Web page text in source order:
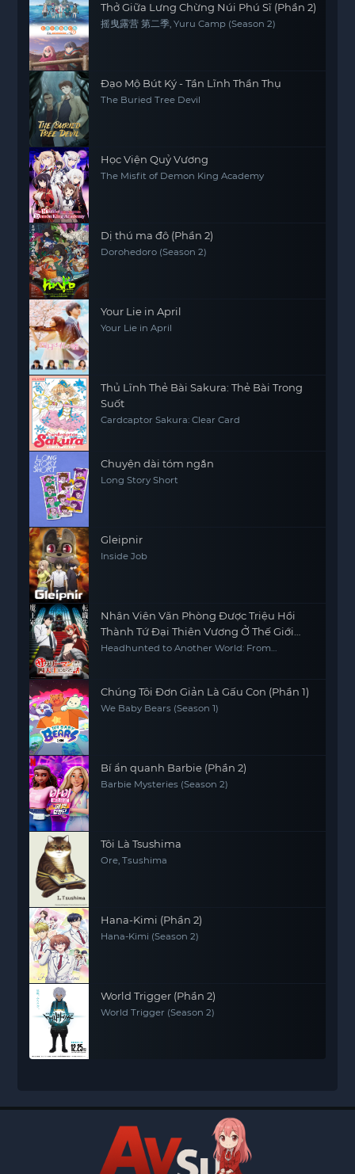
Thở Giữa Lưng Chừng Núi Phú Sĩ (Phần 2)
摇曳露营 第二季, Yuru Camp (Season 2)
Đạo Mộ Bút Ký - Tần Lĩnh Thần Thụ
The Buried Tree Devil
Học Viện Quỷ Vương
The Misfit of Demon King Academy
Dị thú ma đô (Phần 2)
Dorohedoro (Season 2)
Your Lie in April
Your Lie in April
Thủ Lĩnh Thẻ Bài Sakura: Thẻ Bài Trong
Suốt
Cardcaptor Sakura: Clear Card
Chuyện dài tóm ngắn
Long Story Short
Gleipnir
Inside Job
Nhân Viên Văn Phòng Được Triệu Hồi
Thành Tứ Đại Thiên Vương Ở Thế Giới
Khác
Headhunted to Another World: From
Chúng Tôi Đơn Giản Là Gấu Con (Phần 1)
We Baby Bears (Season 1)
Bí ẩn quanh Barbie (Phần 2)
Barbie Mysteries (Season 2)
Tôi Là Tsushima
Ore, Tsushima
Hana-Kimi (Phần 2)
Hana-Kimi (Season 2)
World Trigger (Phần 2)
World Trigger (Season 2)